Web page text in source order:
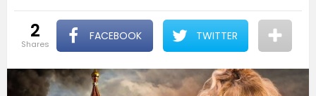
2
shares
FACEBOOK TWITTER